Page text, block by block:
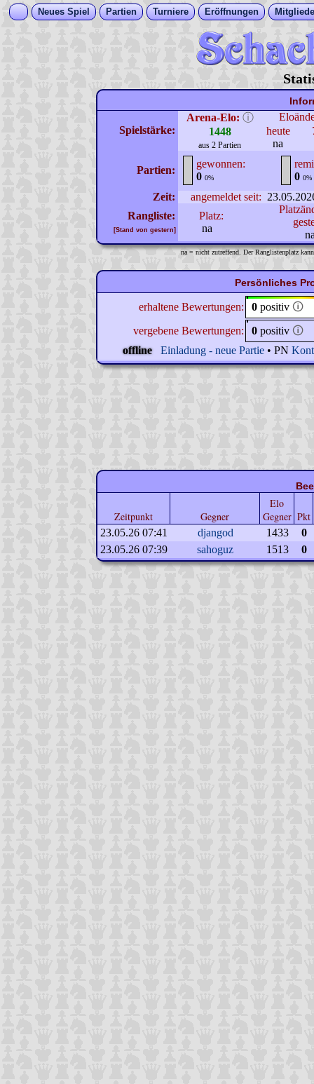
Neues Spiel Partien Turniere Eröffnungen
Spielstärke:
Arena-Elo: ⓘ
1448
aus 2 Partien
heute
na
Partien:
gewonnen:
0 0%
0 0%
Zeit: angemeldet seit:
Rangliste:
[Stand von gestern]
Platz:
na
na = nicht zutreffend. Der Ranglistenplatz
Persönliches
erhaltene Bewertungen: 0 positiv 🛈
vergebene Bewertungen:
0 positiv 🛈
offline
Einladung - neue Partie • PN
Zeitpunkt Gegner
Elo
Gegner Pkt
23.05.26 07:41 djangod 1433
0
23.05.26 07:39
sahoguz 1513 0